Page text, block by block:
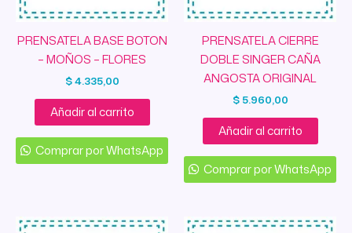
PRENSATELA BASE BOTON
– MOÑOS – FLORES
$4.335,00
Añadir al carrito
Comprar por WhatsApp
PRENSATELA CIERRE
DOBLE SINGER CAÑA
ANGOSTA ORIGINAL
$5.960,00
Añadir al carrito
Comprar por WhatsApp